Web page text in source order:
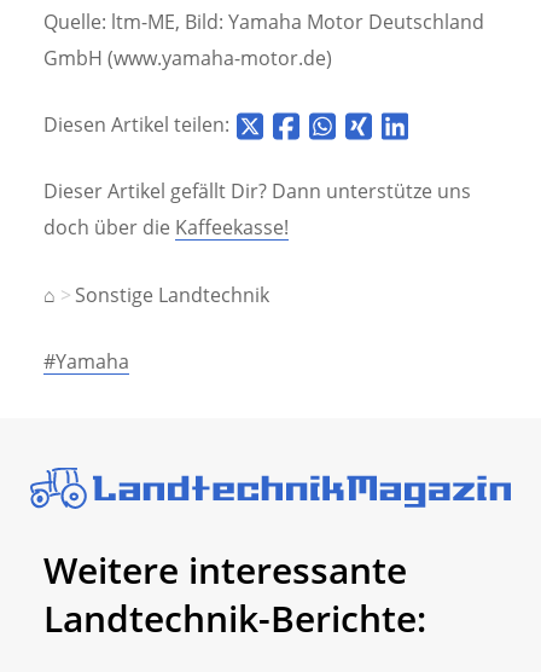
Quelle: ltm-ME, Bild: Yamaha Motor Deutschland
GmbH (www.yamaha-motor.de)
Diesen Artikel teilen:
Dieser Artikel gefällt Dir? Dann unterstütze uns
doch über die Kaffeekasse!
⌂ Sonstige Landtechnik
#Yamaha
Weitere interessante
Landtechnik-Berichte: